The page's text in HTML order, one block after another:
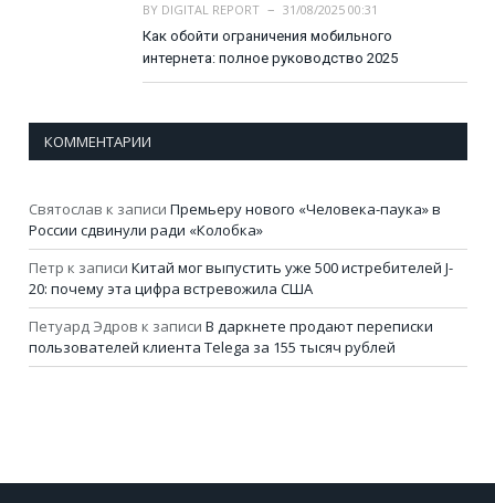
BY DIGITAL REPORT
31/08/2025 00:31
Как обойти ограничения мобильного
интернета: полное руководство 2025
КОММЕНТАРИИ
Святослав к записи Премьеру нового «Человека-паука» в
России сдвинули ради «Колобка»
Петр к записи Китай мог выпустить уже 500 истребителей J-
20: почему эта цифра встревожила США
Петуард Эдров к записи В даркнете продают переписки
пользователей клиента Telega за 155 тысяч рублей